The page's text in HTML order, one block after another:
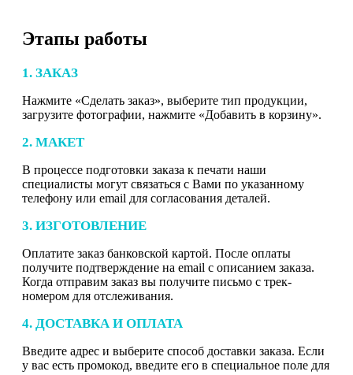
Этапы работы
1. ЗАКАЗ
Нажмите «Сделать заказ», выберите тип продукции,
загрузите фотографии, нажмите «Добавить в корзину».
2. МАКЕТ
В процессе подготовки заказа к печати наши
специалисты могут связаться с Вами по указанному
телефону или email для согласования деталей.
3. ИЗГОТОВЛЕНИЕ
Оплатите заказ банковской картой. После оплаты
получите подтверждение на email с описанием заказа.
Когда отправим заказ вы получите письмо с трек-
номером для отслеживания.
4. ДОСТАВКА И ОПЛАТА
Введите адрес и выберите способ доставки заказа. Если
у вас есть промокод, введите его в специальное поле для